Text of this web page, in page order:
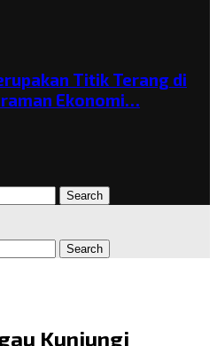
Titik Terang di
Ekonomi…
Search
Search
Kunjungi